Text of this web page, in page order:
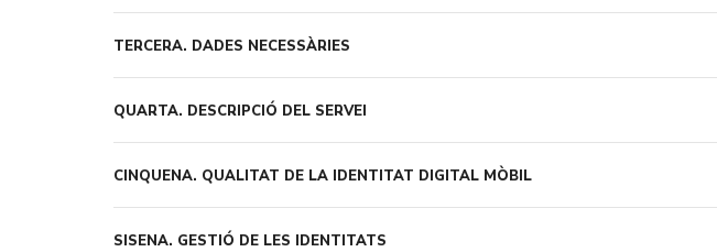
TERCERA. DADES NECESSÀRIES
QUARTA. DESCRIPCIÓ DEL SERVEI
CINQUENA. QUALITAT DE LA IDENTITAT DIGITAL MÒBIL
SISENA. GESTIÓ DE LES IDENTITATS